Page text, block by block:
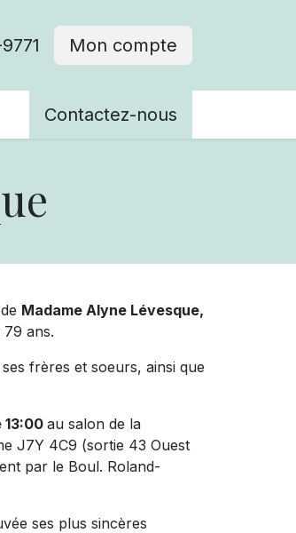
Mon compte
Contactez-nous
Madame Alyne Lévesque,
ans.
frères et soeurs, ainsi que
13:00 au salon de la
J7Y 4C9 (sortie 43 Ouest
par le Boul. Roland-
ses plus sincères